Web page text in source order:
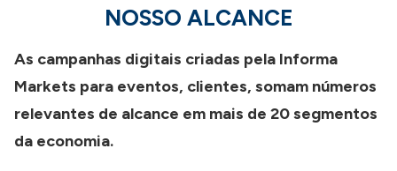
NOSSO ALCANCE
As campanhas digitais criadas pela Informa
Markets para eventos, clientes, somam números
relevantes de alcance em mais de 20 segmentos
da economia.